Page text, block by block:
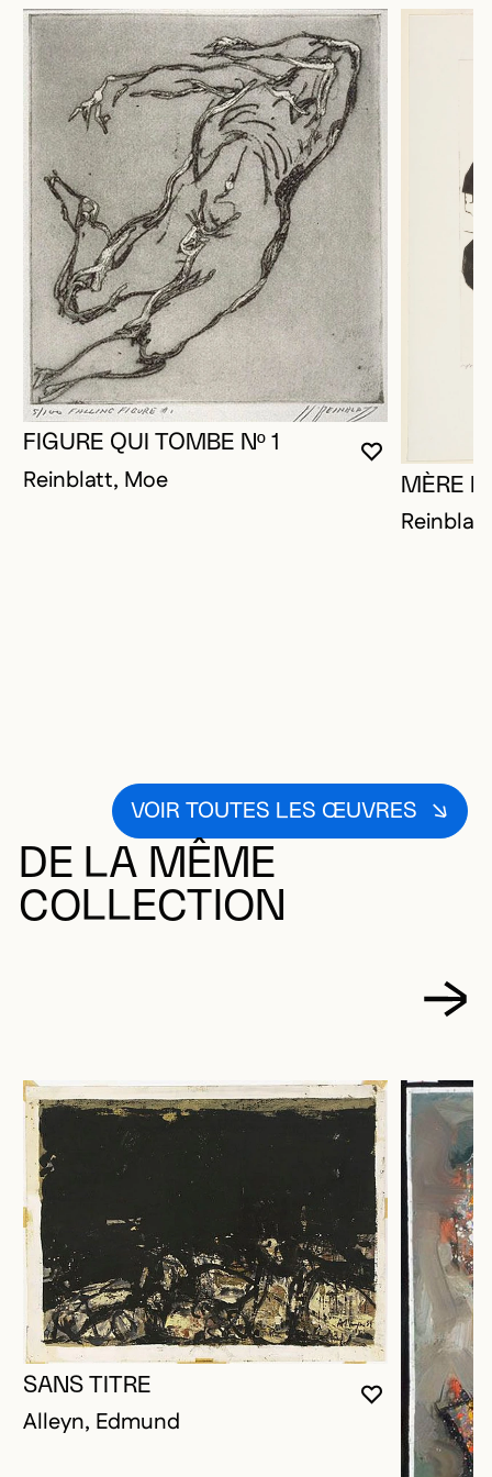
VOUS
FERMER
OUVRIR LA
FIGURE QUI TOMBE Nº 1
Reinblatt, Moe MÈRE
VOIR TOUTES LES ŒUVRES
DE LA MÊME
COLLECTION
VOUS
FERMER
OUVRIR LA
SANS TITRE
Alleyn, Edmund